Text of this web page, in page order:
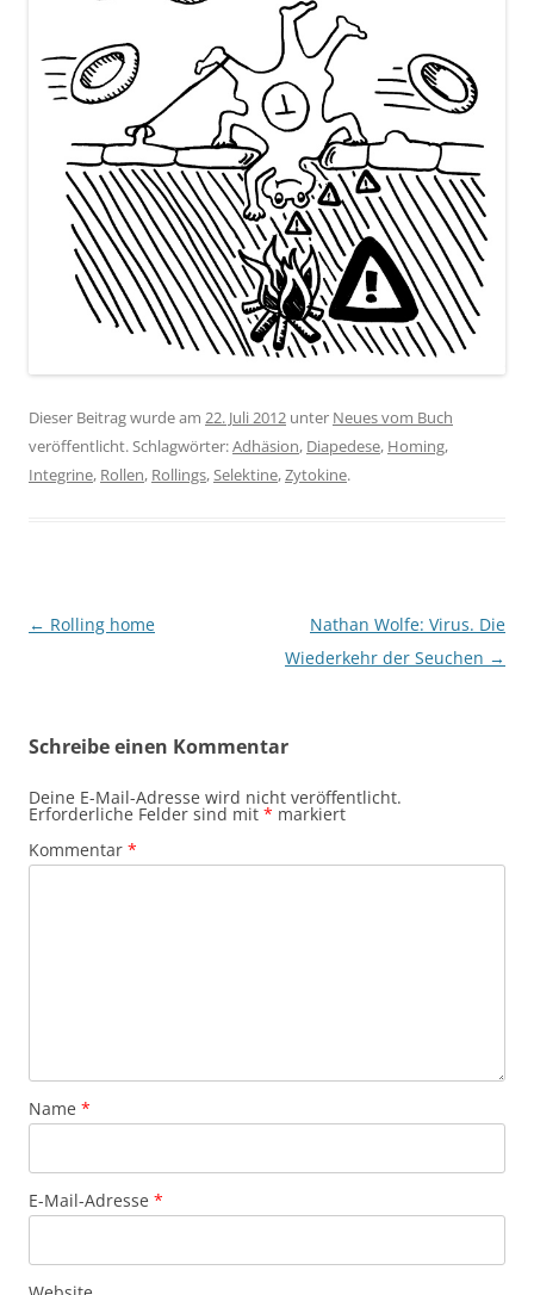
Dieser Beitrag wurde am 22. Juli 2012 unter Neues vom Buch
veröffentlicht. Schlagwörter:Adhäsion, Diapedese, Homing,
Integrine, Rollen, Rollings,Selektine,Zytokine.
Beitragsnavigation
← Rolling home
Nathan Wolfe: Virus. Die
Wiederkehr der Seuchen →
Schreibe einen Kommentar
Deine E-Mail-Adresse wird nicht veröffentlicht.
Erforderliche Felder sind mit * markiert
Kommentar *
Name *
E-Mail-Adresse *